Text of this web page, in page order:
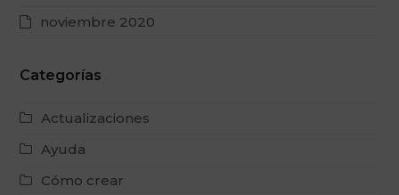
noviembre 2020
Categorías
Actualizaciones
Ayuda
Cómo crear